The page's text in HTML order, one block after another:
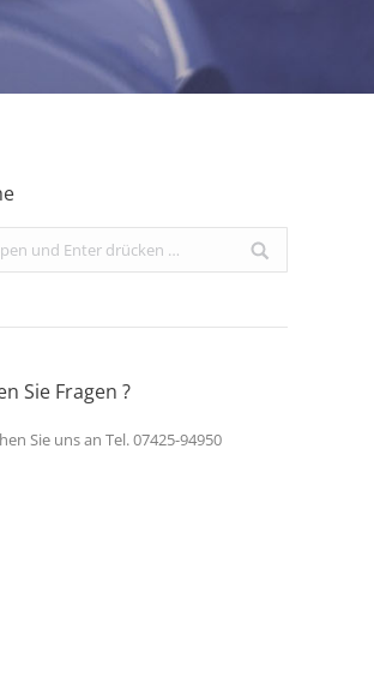
Sie Fragen ?
Sie uns an Tel. 07425-94950
Sie uns auf: